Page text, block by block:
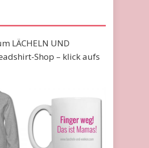
LÄCHELN UND
Shop – klick aufs